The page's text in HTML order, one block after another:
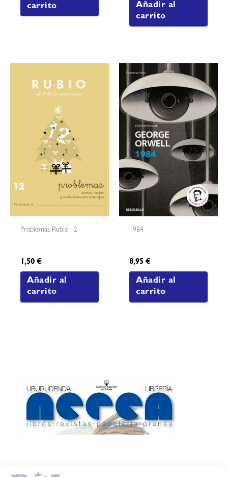
carrito
Añadir al
carrito
Problemas Rubio 12
1,50€
Añadir al
carrito
1984
8,95€
Añadir al
carrito